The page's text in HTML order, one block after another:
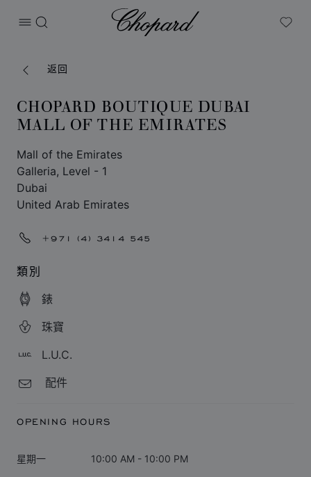
打开菜单
搜索
Chopard
My
返回
CHOPARD BOUTIQUE DUBAI
MALL OF THE EMIRATES
Mall of the Emirates
Galleria, Level - 1
Dubai
United Arab Emirates
+971 (4) 3414 545
類別
錶
珠寶
L.U.C.
配件
OPENING HOURS
星期一 10:00 AM - 10:00 PM